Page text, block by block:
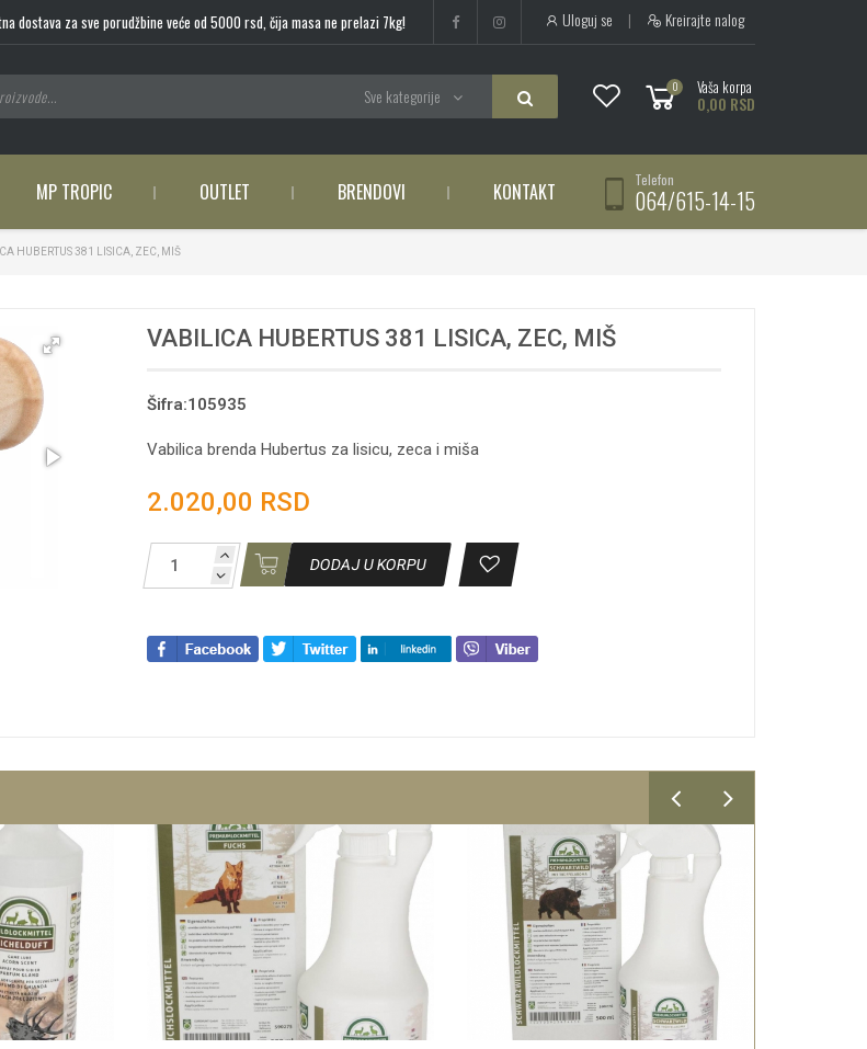
dostava za sve porudžbine veće od 5000 rsd, čija masa ne prelazi 7kg! Uloguj se | Kreirajte nalog
0 Vaša korpa
0,00 RSD
Sve kategorije
MP TROPIC OUTLET BRENDOVI KONTAKT Telefon
064/615-14-15
HUBERTUS 381 LISICA, ZEC, MIŠ
VABILICA HUBERTUS 381 LISICA, ZEC, MIŠ
Šifra:105935
Vabilica brenda Hubertus za lisicu, zeca i miša
2.020,00 RSD
DODAJ U KORPU